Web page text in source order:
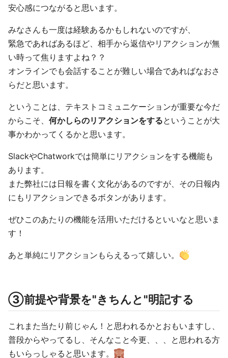
安心感につながると思います。
みなさんも一度は経験あるかもしれないのですが、
緊急であればあるほど、相手から返信やリアクションが無
い時って焦りますよね？？
オンラインでも会話することが難しい場合であればなおさ
らだと思います。
ということは、テキストコミュニケーションが重要な今だ
からこそ、 何かしらのリアクションをするということが大
事かわかってくるかと思います。
SlackやChatworkでは簡単にリアクションをする機能も
あります。
また弊社には日報を書く文化があるのですが、その日報内
にもリアクションできるボタンがあります。
ぜひこのあたりの機能を活用いただけるといいなと思いま
す！
あと単純にリアクションもらえるって嬉しい。
③前提や背景を"きちんと"明記する
これまた当たり前じゃん！と思われるかとおもいますし、
普段からやってるし、そんなこと今更、、、と思われる方
もいらっしゃると思います。